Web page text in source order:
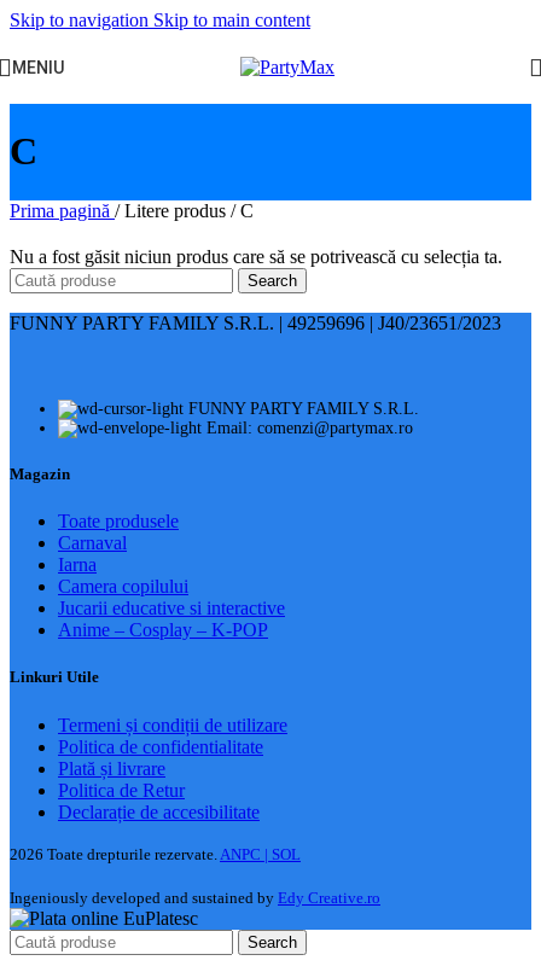
Skip to navigation Skip to main content
MENIU
C
Prima pagină / Litere produs / C
Nu a fost găsit niciun produs care să se potrivească cu selecția ta.
Search
FUNNY PARTY FAMILY S.R.L. | 49259696 | J40/23651/2023
FUNNY PARTY FAMILY S.R.L.
Email: comenzi@partymax.ro
Magazin
Toate produsele
Carnaval
Iarna
Camera copilului
Jucarii educative si interactive
Anime – Cosplay – K‑POP
Linkuri Utile
Termeni și condiții de utilizare
Politica de confidentialitate
Plată și livrare
Politica de Retur
Declarație de accesibilitate
2026 Toate drepturile rezervate. ANPC | SOL
Ingeniously developed and sustained by Edy Creative.ro
Search